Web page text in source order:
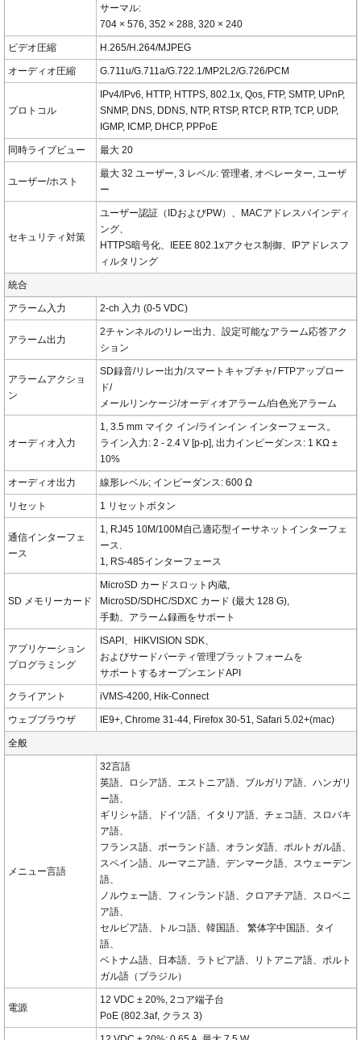
サーマル:
704 × 576, 352 × 288, 320 × 240
ビデオ圧縮 H.265/H.264/MJPEG
オーディオ圧縮 G.711u/G.711a/G.722.1/MP2L2/G.726/PCM
プロトコル
IPv4/IPv6, HTTP, HTTPS, 802.1x, Qos, FTP, SMTP, UPnP,
SNMP, DNS, DDNS, NTP, RTSP, RTCP, RTP, TCP, UDP,
IGMP, ICMP, DHCP, PPPoE
同時ライブビュー 最大 20
ユーザー/ホスト
最大 32 ユーザー, 3 レベル: 管理者, オペレーター, ユーザ
ー
セキュリティ対策
ユーザー認証（IDおよびPW）、MACアドレスバインディ
ング、
HTTPS暗号化、IEEE 802.1xアクセス制御、IPアドレスフ
ィルタリング
統合
アラーム入力 2-ch 入力 (0-5 VDC)
アラーム出力
2チャンネルのリレー出力、設定可能なアラーム応答アク
ション
アラームアクショ
ン
SD録音/リレー出力/スマートキャプチャ/ FTPアップロー
ド/
メールリンケージ/オーディオアラーム/白色光アラーム
オーディオ入力
1, 3.5 mm マイク イン/ラインイン インターフェース。
ライン入力: 2 - 2.4 V [p-p], 出力インピーダンス: 1 KΩ ±
10%
オーディオ出力 線形レベル; インピーダンス: 600 Ω
リセット 1 リセットボタン
通信インターフェ
ース
1, RJ45 10M/100M自己適応型イーサネットインターフェ
ース.
1, RS-485インターフェース
SD メモリーカード
MicroSD カードスロット内蔵,
MicroSD/SDHC/SDXC カード (最大 128 G),
手動、アラーム録画をサポート
アプリケーション
プログラミング
ISAPI、HIKVISION SDK、
およびサードパーティ管理プラットフォームを
サポートするオープンエンドAPI
クライアント iVMS-4200, Hik-Connect
ウェブブラウザ IE9+, Chrome 31-44, Firefox 30-51, Safari 5.02+(mac)
全般
メニュー言語
32言語
英語、ロシア語、エストニア語、ブルガリア語、ハンガリ
ー語、
ギリシャ語、ドイツ語、イタリア語、チェコ語、スロバキ
ア語、
フランス語、ポーランド語、オランダ語、ポルトガル語、
スペイン語、ルーマニア語、デンマーク語、スウェーデン
語、
ノルウェー語、フィンランド語、クロアチア語、スロベニ
ア語、
セルビア語、トルコ語、韓国語、 繁体字中国語、タイ
語、
ベトナム語、日本語、ラトビア語、リトアニア語、ポルト
ガル語（ブラジル）
電源
12 VDC ± 20%, 2コア端子台
PoE (802.3af, クラス 3)